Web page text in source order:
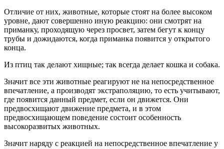
Отличие от них, животные, которые стоят на более высоком
уровне, дают совершенно иную реакцию: они смотрят на
приманку, проходящую через просвет, затем бегут к концу
трубы и дожидаются, когда приманка появится у открытого
конца.
Из птиц так делают хищные; так всегда делает кошка и собака.
Значит все эти животные реагируют не на непосредственное
впечатление, а производят экстраполяцию, то есть учитывают,
где появится данный предмет, если он движется. Они
предвосхищают движение предмета, и в этом
предвосхищающем поведение состоит особенность
высокоразвитых животных.
Значит наряду с реакцией на непосредственное впечатление у